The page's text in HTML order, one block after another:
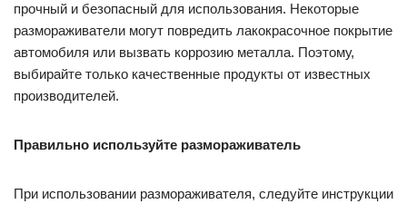
прочный и безопасный для использования. Некоторые
размораживатели могут повредить лакокрасочное покрытие
автомобиля или вызвать коррозию металла. Поэтому,
выбирайте только качественные продукты от известных
производителей.
Правильно используйте размораживатель
При использовании размораживателя, следуйте инструкции